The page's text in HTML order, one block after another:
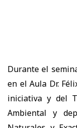
Durante el
en el Aula Dr.
iniciativa y del
Ambiental y